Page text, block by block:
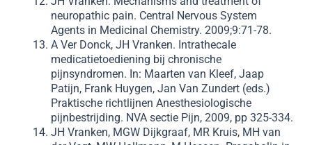
neuropathic pain. Central Nervous System
Agents in Medicinal Chemistry. 2009;9:71-78.
A Ver Donck, JH Vranken. Intrathecale
medicatietoediening bij chronische
pijnsyndromen. In: Maarten van Kleef, Jaap
Patijn, Frank Huygen, Jan Van Zundert (eds.)
Praktische richtlijnen Anesthesiologische
pijnbestrijding. NVA sectie Pijn, 2009, pp 325-334.
JH Vranken, MGW Dijkgraaf, MR Kruis, MH van